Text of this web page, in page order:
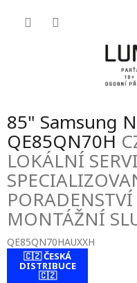
85" Samsung
QE85QN70H
LOKÁLNÍ
MONTÁŽNÍ
QE85QN70HAUXXH
🇨🇿 ČESKÁ
DISTRIBUCE
🇨🇿